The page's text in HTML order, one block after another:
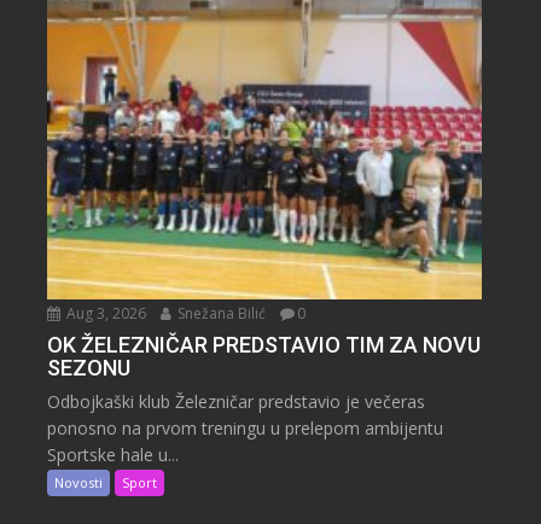
Aug 3, 2026 Snežana Bilić 0
OK ŽELEZNIČAR PREDSTAVIO TIM ZA NOVU
SEZONU
Odbojkaški klub Železničar predstavio je večeras
ponosno na prvom treningu u prelepom ambijentu
Sportske hale u...
Novosti Sport